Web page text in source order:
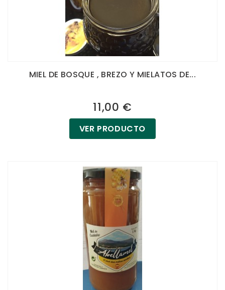
MIEL DE BOSQUE , BREZO Y MIELATOS DE...
11,00 €
VER PRODUCTO